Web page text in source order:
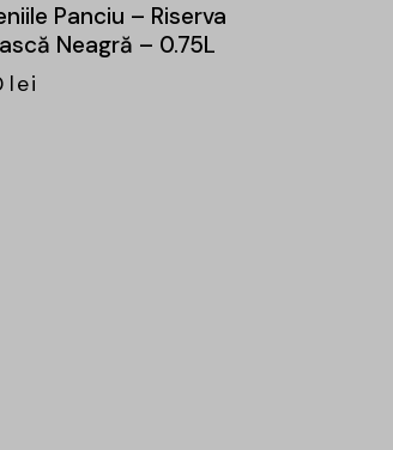
Panciu – Riserva
Neagră – 0.75L
lei